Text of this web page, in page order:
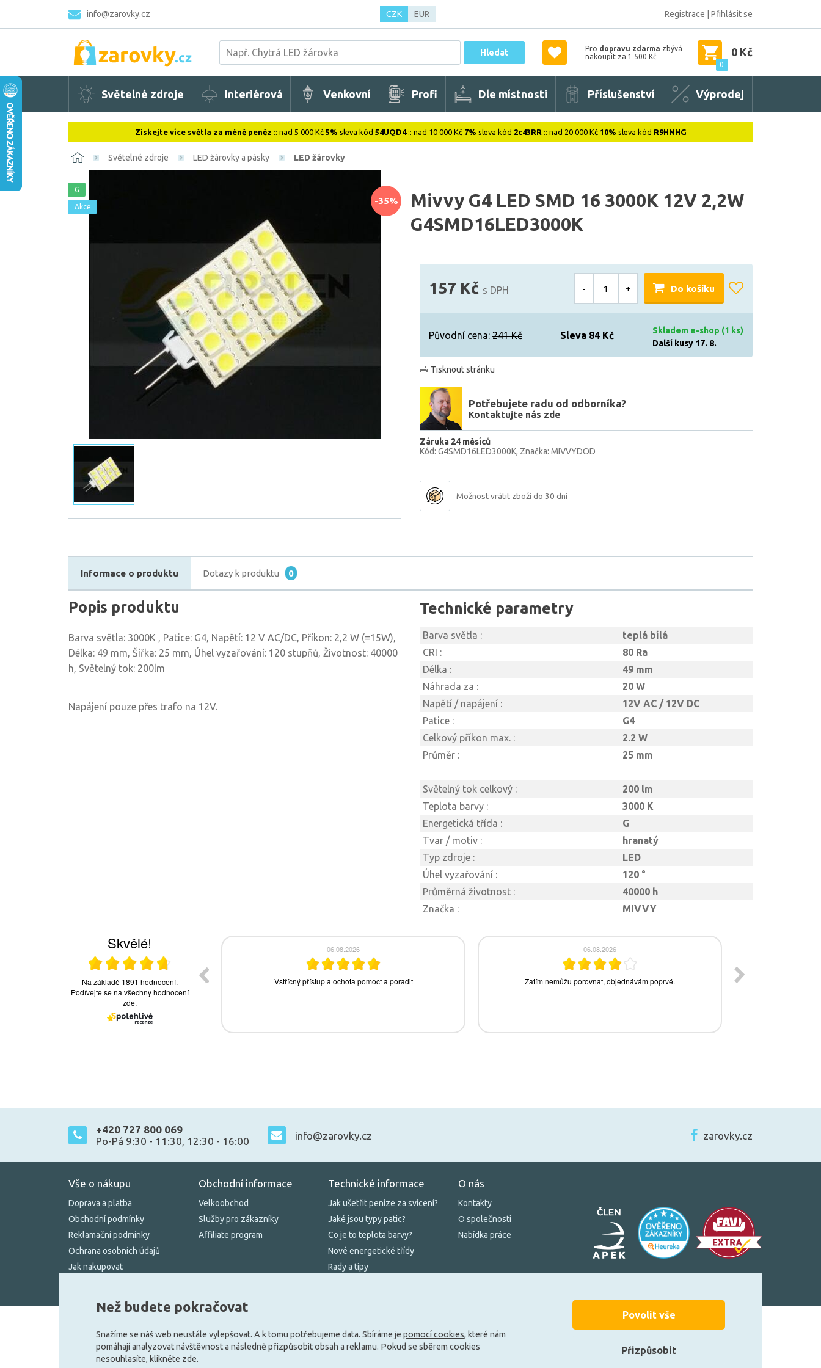
info@zarovky.cz CZK EUR Registrace Přihlásit se
Hledat Pro dopravu zdarma zbývá
nakoupit za 1 500 Kč
0
0 Kč
Světelné zdroje Interiérová Venkovní Profi Dle místnosti Příslušenství Výprodej
Získejte více světla za méně peněz :: nad 5 000 Kč 5% sleva kód 54UQD4:: nad 10 000 Kč 7% sleva kód 2c43RR :: nad 20 000 Kč 10% sleva kód R9HNHG
Světelné zdroje LED žárovky a pásky LED žárovky
Mivvy G4 LED SMD 16 3000K 12V 2,2W
G4SMD16LED3000K
-35%
G
Akce
157 Kč s DPH - + Do košíku
Původní cena: 241 Kč Sleva 84 Kč
Skladem e-shop (1 ks)
Další kusy 17. 8.
Tisknout stránku
Potřebujete radu od odborníka?
Kontaktujte nás zde
Záruka 24 měsíců
Kód: G4SMD16LED3000K Značka: MIVVYDOD
Možnost vrátit zboží do 30 dní
Informace o produktu Dotazy k produktu 0
Popis produktu
Barva světla: 3000K , Patice: G4, Napětí: 12 V AC/DC, Příkon: 2,2 W (=15W),
Délka: 49 mm, Šířka: 25 mm, Úhel vyzařování: 120 stupňů, Životnost: 40000
h, Světelný tok: 200lm
Napájení pouze přes trafo na 12V.
Technické parametry
Barva světla :
teplá bílá
CRI :
80 Ra
Délka :
49 mm
Náhrada za :
20 W
Napětí / napájení :
12V AC / 12V DC
Patice :
G4
Celkový příkon max. :
2.2 W
Průměr :
25 mm
Světelný tok celkový :
200 lm
Teplota barvy :
3000 K
Energetická třída :
G
Tvar / motiv :
hranatý
Typ zdroje :
LED
Úhel vyzařování :
120 °
Průměrná životnost :
40000 h
Značka :
MIVVY
+420 727 800 069
Po-Pá 9:30 - 11:30, 12:30 - 16:00
info@zarovky.cz zarovky.cz
Vše o nákupu
Doprava a platba
Obchodní podmínky
Reklamační podmínky
Ochrana osobních údajů
Jak nakupovat
Obchodní informace
Velkoobchod
Služby pro zákazníky
Affiliate program
Technické informace
Jak ušetřit peníze za svícení?
Jaké jsou typy patic?
Co je to teplota barvy?
Nové energetické třídy
Rady a tipy
O nás
Kontakty
O společnosti
Nabídka práce
Než budete pokračovat
Snažíme se náš web neustále vylepšovat. A k tomu potřebujeme data. Sbíráme je pomocí cookies, které nám
pomáhají analyzovat návštěvnost a následně přizpůsobit obsah a reklamu. Pokud se sběrem cookies
nesouhlasíte, klikněte zde.
Přizpůsobit
Povolit vše